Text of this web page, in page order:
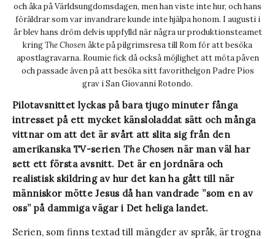
och åka på Världsungdomsdagen, men han viste inte hur, och hans
föräldrar som var invandrare kunde inte hjälpa honom. I augusti i
år blev hans dröm delvis uppfylld när några ur produktionsteamet
kringThe Chosenåkte på pilgrimsresa till Rom för att besöka
apostlagravarna. Roumie fick då också möjlighet att möta påven
och passade även på att besöka sitt favorithelgon Padre Pios
grav i San Giovanni Rotondo.
Pilotavsnittet lyckas på bara tjugo minuter fånga
intresset på ett mycket känsloladdat sätt och många
vittnar om att det är svårt att slita sig från den
amerikanska TV-serien The Chosennär man väl har
sett ett första avsnitt. Det är en jordnära och
realistisk skildring av hur det kan ha gått till när
människor mötte Jesus då han vandrade ”som en av
oss” på dammiga vägar i Det heliga landet.
Serien, som finns textad till mängder av språk, är trogna